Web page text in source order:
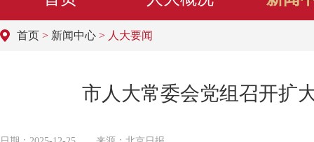
首页 > 新闻中心 > 人大要闻
市人大常委会党组召开扩